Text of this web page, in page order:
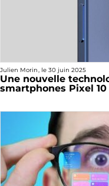
Julien Morin, le 30 juin 2025
Une nouvelle
smartphones Pixel 10